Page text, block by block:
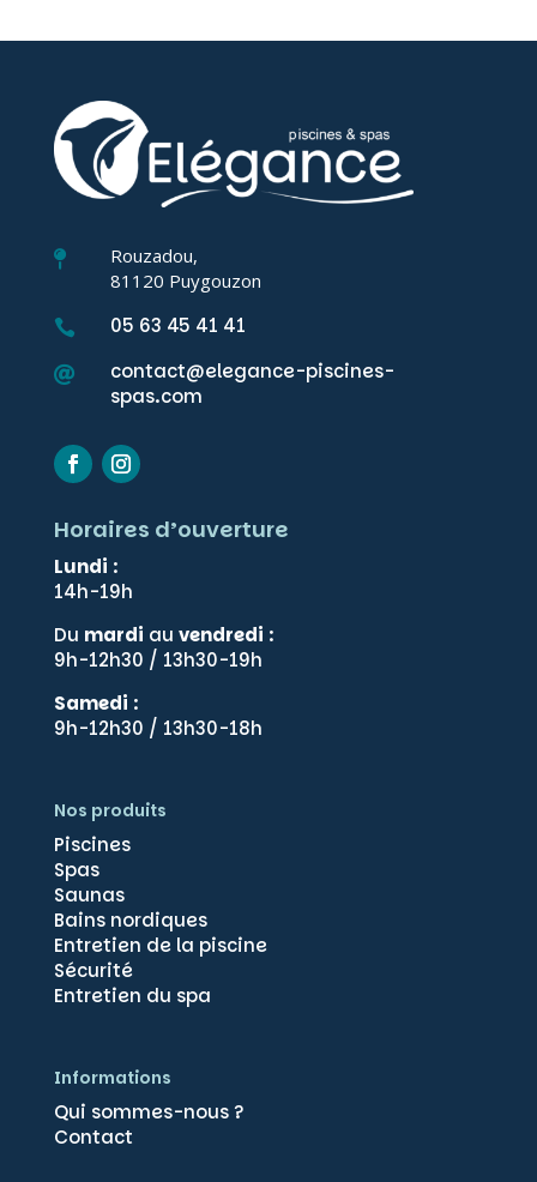
traiter des données telles que le comportement de navigation ou les ID
uniques sur ce site. Le fait de ne pas consentir ou de retirer son
consentement peut avoir un effet négatif sur certaines caractéristiques
et fonctions.

Rouzadou,
81120 Puygouzon
 05 63 45 41 41

contact@elegance-piscines-
spas.com
Horaires d’ouverture
Lundi :
14h-19h
Du mardi au vendredi :
9h-12h30 / 13h30-19h
Samedi :
9h-12h30 / 13h30-18h
Nos produits
Piscines
Spas
Saunas
Bains nordiques
Entretien de la piscine
Sécurité
Entretien du spa
Informations
Qui sommes-nous ?
Contact